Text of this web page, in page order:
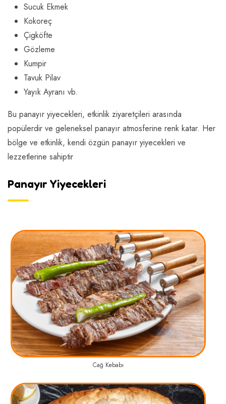
Sucuk Ekmek
Kokoreç
Çigköfte
Gözleme
Kumpir
Tavuk Pilav
Yayık Ayranı vb.
Bu panayır yiyecekleri, etkinlik ziyaretçileri arasında
popülerdir ve geleneksel panayır atmosferine renk katar. Her
bölge ve etkinlik, kendi özgün panayır yiyecekleri ve
lezzetlerine sahiptir
Panayır Yiyecekleri
Cağ Kebabı